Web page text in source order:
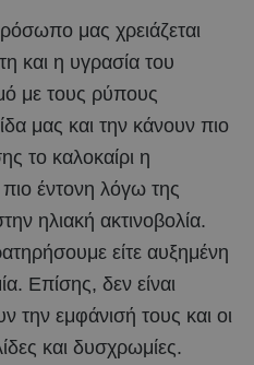
μας χρειάζεται
και η υγρασία του
με τους ρύπους
μας και την κάνουν πιο
το καλοκαίρι η
έντονη λόγω της
ηλιακή ακτινοβολία.
είτε αυξημένη
Επίσης, δεν είναι
την εμφάνισή τους και οι
και δυσχρωμίες.